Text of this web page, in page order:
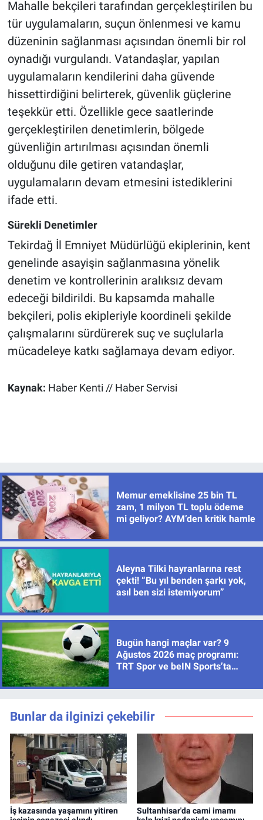
Mahalle bekçileri tarafından gerçekleştirilen bu
tür uygulamaların, suçun önlenmesi ve kamu
düzeninin sağlanması açısından önemli bir rol
oynadığı vurgulandı. Vatandaşlar, yapılan
uygulamaların kendilerini daha güvende
hissettirdiğini belirterek, güvenlik güçlerine
teşekkür etti. Özellikle gece saatlerinde
gerçekleştirilen denetimlerin, bölgede
güvenliğin artırılması açısından önemli
olduğunu dile getiren vatandaşlar,
uygulamaların devam etmesini istediklerini
ifade etti.
Sürekli Denetimler
Tekirdağ İl Emniyet Müdürlüğü ekiplerinin, kent
genelinde asayişin sağlanmasına yönelik
denetim ve kontrollerinin aralıksız devam
edeceği bildirildi. Bu kapsamda mahalle
bekçileri, polis ekipleriyle koordineli şekilde
çalışmalarını sürdürerek suç ve suçlularla
mücadeleye katkı sağlamaya devam ediyor.
Kaynak: Haber Kenti // Haber Servisi
Memur emeklisine 25 bin TL
zam, 1 milyon TL toplu ödeme
mi geliyor? AYM’den kritik hamle
Aleyna Tilki hayranlarına rest
çekti! “Bu yıl benden şarkı yok,
asıl ben sizi istemiyorum”
Bugün hangi maçlar var? 9
Ağustos 2026 maç programı:
TRT Spor ve beIN Sports’ta
Bunlar da ilginizi çekebilir
İş kazasında yaşamını yitiren
Sultanhisar'da cami imamı